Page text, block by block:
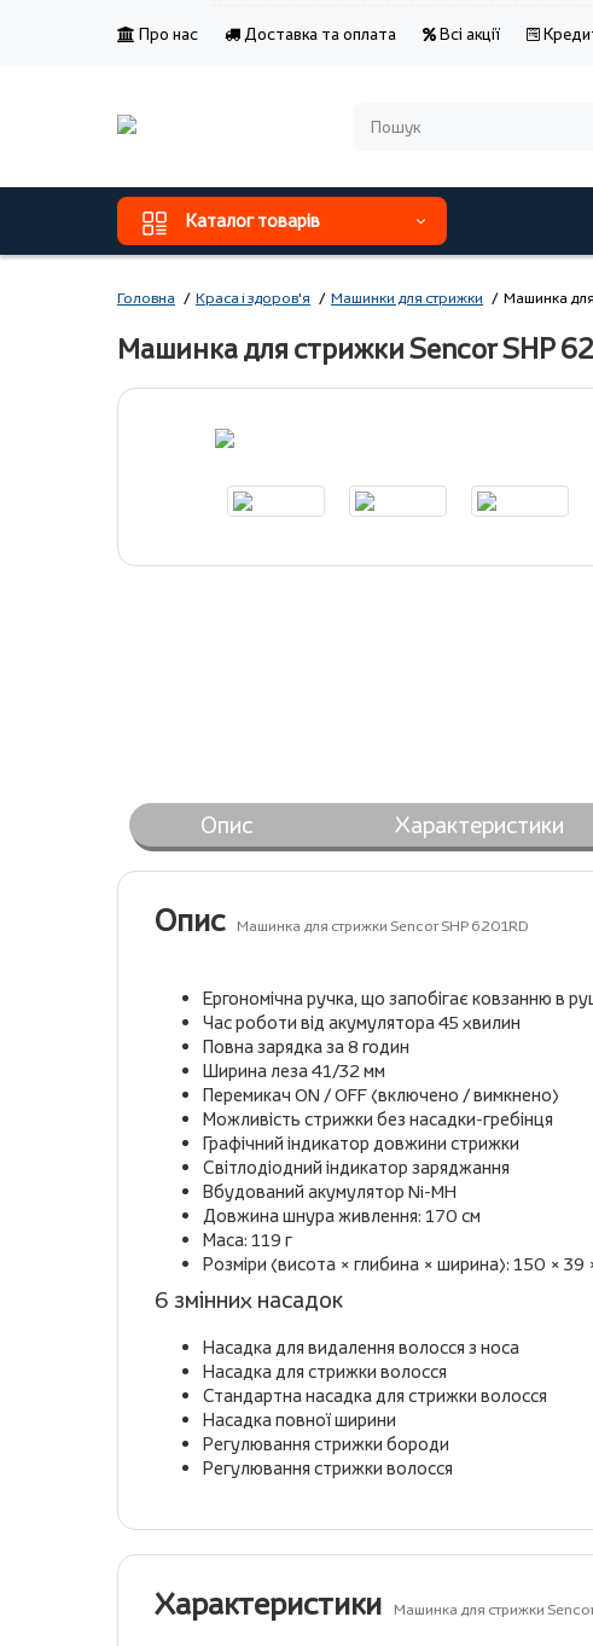
Про нас Доставка та оплата Всі акції
Каталог товарів
Головна Краса і здоров'я Машинки для стрижки Машинка
Машинка для стрижки Sencor SHP
Опис Характеристики
Опис Машинка для стрижки Sencor SHP 6201RD
Ергономічна ручка, що запобігає ковзанню в
Час роботи від акумулятора 45 хвилин
Повна зарядка за 8 годин
Ширина леза 41/32 мм
Перемикач ON / OFF (включено / вимкнено)
Можливість стрижки без насадки-гребінця
Графічний індикатор довжини стрижки
Світлодіодний індикатор заряджання
Вбудований акумулятор Ni-MH
Довжина шнура живлення: 170 см
Маса: 119 г
Розміри (висота × глибина × ширина): 150 × 39
6 змінних насадок
Насадка для видалення волосся з носа
Насадка для стрижки волосся
Стандартна насадка для стрижки волосся
Насадка повної ширини
Регулювання стрижки бороди
Регулювання стрижки волосся
Характеристики Машинка для стрижки